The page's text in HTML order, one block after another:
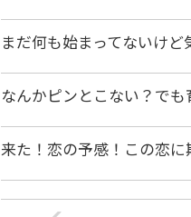
まだ何も始まってないけ
なんかピンとこない？で
来た！恋の予感！この恋に